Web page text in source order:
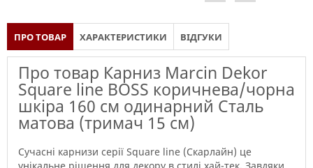
ПРО ТОВАР ХАРАКТЕРИСТИКИ ВІДГУКИ
Про товар Карниз Marcin Dekor
Square line BOSS коричнева/чорна
шкіра 160 см одинарний Сталь
матова (тримач 15 см)
Сучасні карнизи серії Square line (Скарлайн) це